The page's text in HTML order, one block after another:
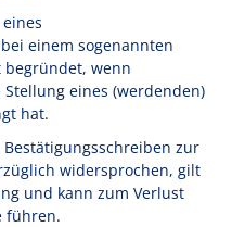
einem sogenannten
begründet, wenn
eines (werdenden)
hat.
zur
widersprochen, gilt
und kann zum Verlust
führen.